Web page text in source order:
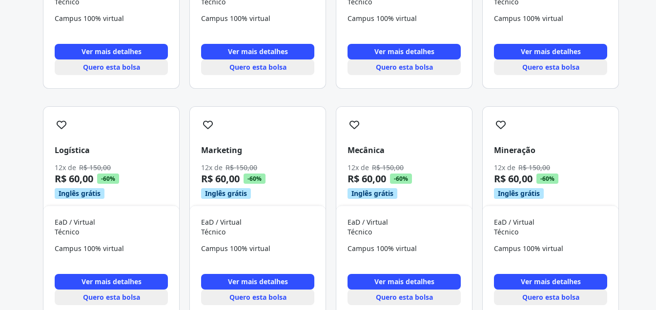
Campus 100% virtual
Ver mais detalhes
Quero esta bolsa
Campus 100% virtual
Ver mais detalhes
Quero esta bolsa
Campus 100% virtual
Ver mais detalhes
Quero esta bolsa
Campus 100% virtual
Ver mais detalhes
Quero esta bolsa
Logística
12x de R$ 150,00
R$ 60,00 -60%
Inglês grátis
EaD / Virtual
Técnico
Campus 100% virtual
Ver mais detalhes
Quero esta bolsa
Marketing
12x de R$ 150,00
R$ 60,00 -60%
Inglês grátis
EaD / Virtual
Técnico
Campus 100% virtual
Ver mais detalhes
Quero esta bolsa
Mecânica
12x de R$ 150,00
R$ 60,00 -60%
Inglês grátis
EaD / Virtual
Técnico
Campus 100% virtual
Ver mais detalhes
Quero esta bolsa
Mineração
12x de R$ 150,00
R$ 60,00 -60%
Inglês grátis
EaD / Virtual
Técnico
Campus 100% virtual
Ver mais detalhes
Quero esta bolsa